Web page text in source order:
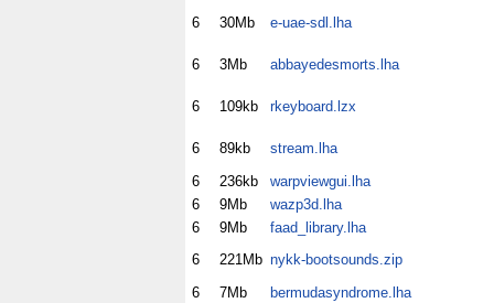
6
30Mb e-uae-sdl.lha
6 3Mb abbayedesmorts.lha
6 109kb rkeyboard.lzx
6 89kb
stream.lha
6
236kb
warpviewgui.lha
6
9Mb
wazp3d.lha
6
9Mb
faad_library.lha
6
221Mb nykk-bootsounds.zip
6
7Mb bermudasyndrome.lha